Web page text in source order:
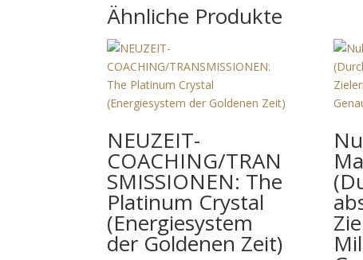
Ähnliche Produkte
NEUZEIT-
COACHING/TRAN
SMISSIONEN: The
Platinum Crystal
(Energiesystem
der Goldenen Zeit)